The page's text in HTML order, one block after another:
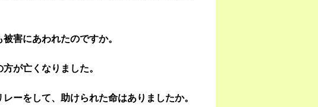
害にあわれたのですか。
が亡くなりました。
ーをして、助けられた命はありましたか。